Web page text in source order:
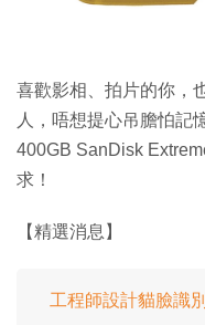
喜歡影相、拍片的你，
人，唔想提心吊膽怕記
400GB SanDisk
求！
【精選消息】
工程師設計貓臉識